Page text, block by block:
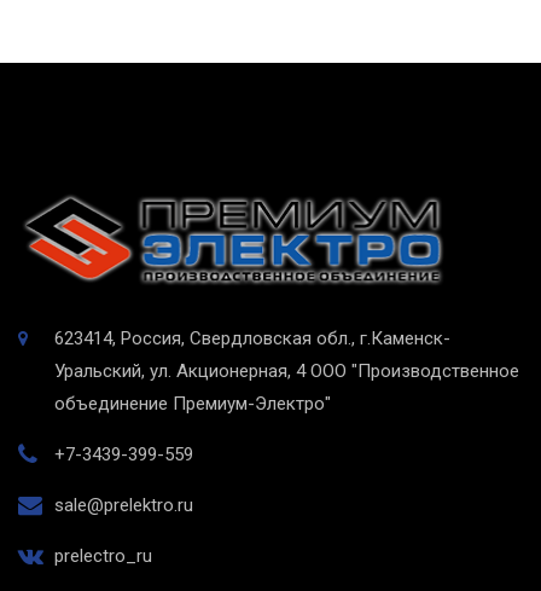
623414, Россия, Свердловская обл., г.Каменск-
Уральский, ул. Акционерная, 4 ООО "Производственное
объединение Премиум-Электро"
+7-3439-399-559
sale@prelektro.ru
prelectro_ru